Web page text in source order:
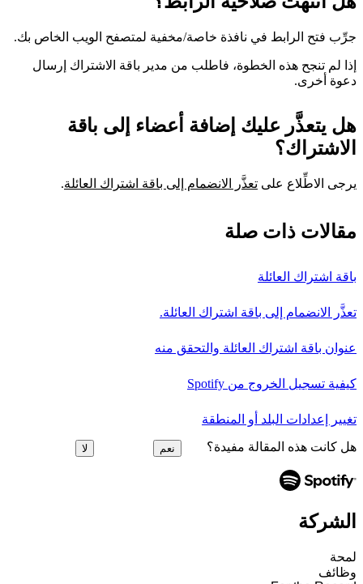
جرِّب فتح الرابط في نافذة خاصة/مخفية لمتصفح الويب الخاص بك.
إذا لم تنجح هذه الخطوة، فاطلب من مدير باقة الاشتراك إرسال
دعوة أخرى.
هل يتعذَّر عليك إضافة أعضاء إلى باقة
الاشتراك؟
يرجى الاطِّلاع على تعذَّر الانضمام إلى باقة اشتراك العائلة.
مقالات ذات صلة
باقة اشتراك العائلة
تعذَّر الانضمام إلى باقة اشتراك العائلة.
عنوان باقة اشتراك العائلة والتحقق منه
كيفية تسجيل الخروج من Spotify
تغيير إعدادات البلد أو المنطقة
هل كانت هذه المقالة مفيدة؟ نعم لا
الشركة
لمحة
وظائف